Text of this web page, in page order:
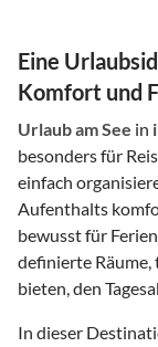
Eine
Komfort und
Urlaub am See in
besonders für
einfach
Aufenthalts
bewusst für
definierte
bieten, den
In dieser